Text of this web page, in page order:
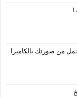
من صورتك بالكاميرا